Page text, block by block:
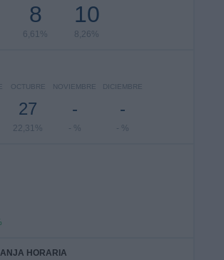
8
6,61%
10
8,26%
OCTUBRE
27
22,31%
NOVIEMBRE
-
- %
DICIEMBRE
-
- %
HORARIA